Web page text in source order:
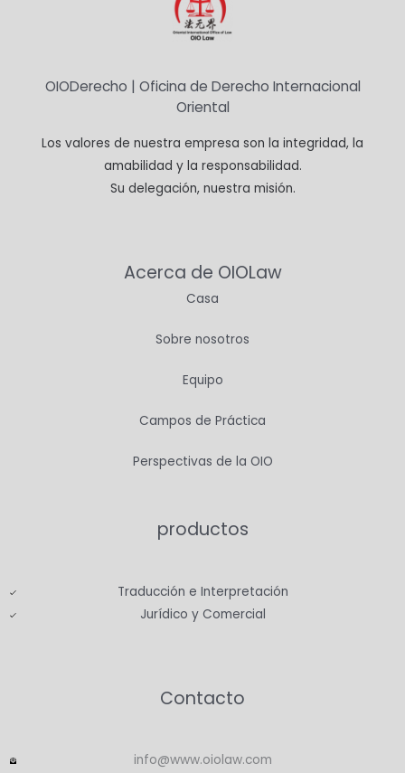
OIODerecho | Oficina de Derecho Internacional
Oriental
Los valores de nuestra empresa son la integridad, la
amabilidad y la responsabilidad.
Su delegación, nuestra misión.
Acerca de OIOLaw
Casa
Sobre nosotros
Equipo
Campos de Práctica
Perspectivas de la OIO
productos
Traducción e Interpretación
Jurídico y Comercial
Contacto
info@www.oiolaw.com